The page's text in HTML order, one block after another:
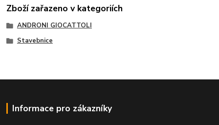
Zboží zařazeno v kategoriích
ANDRONI GIOCATTOLI
Stavebnice
Informace pro zákazníky